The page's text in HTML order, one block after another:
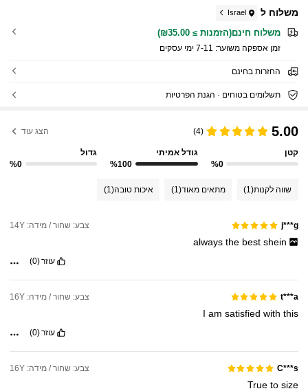
משלוח ל Israel
משלוח חינם(הזמנות ≥ ₪35.00)
זמן אספקה ​​משוער: 7-11 ימי עסקים
החזרות בחינם
תשלומים בטוחים · הגנת הפרטיות
5.00
(4) הצג עוד
קטן
%0
גודל אמיתי
%100
גדול
%0
שווה לקנות(1) מתאים מאוד(1) איכות טובה(1)
j***g צבע: שחור / מידה: 14Y
alwaysthe bestshein
עוזר(0)
t***a צבע: שחור / מידה: 16Y
I am satisfied with this
עוזר(0)
C***s צבע: שחור / מידה: 16Y
True to size